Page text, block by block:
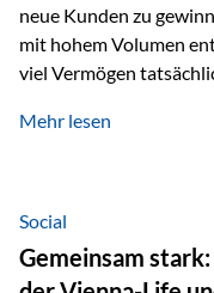
neue Kunden zu
mit hohem Volumen
viel Vermögen
Beispiel verdeutlicht
hinzukommen, spielt
steuerliche Effekte
Mehr lesen
Social
Gemeinsam